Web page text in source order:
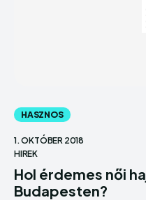
HASZNOS
1. OKTÓBER 2018
HIREK
Hol érdemes női
Budapesten?